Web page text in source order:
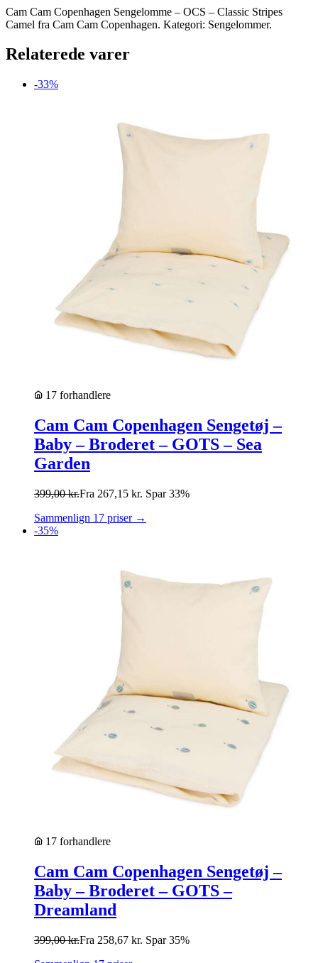
Cam Cam Copenhagen Sengelomme – OCS – Classic Stripes
Camel fra Cam Cam Copenhagen. Kategori: Sengelommer.
Relaterede varer
-33%
17 forhandlere
Cam Cam Copenhagen Sengetøj –
Baby – Broderet – GOTS – Sea
Garden
399,00kr.Fra 267,15 kr. Spar 33%
Sammenlign 17 priser →
-35%
17 forhandlere
Cam Cam Copenhagen Sengetøj –
Baby – Broderet – GOTS –
Dreamland
399,00kr.Fra 258,67 kr. Spar 35%